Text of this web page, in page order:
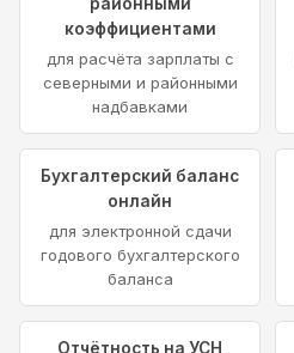
коэффициентами
для расчёта зарплаты с
северными и районными
надбавками
Бухгалтерский баланс
онлайн
для электронной сдачи
годового бухгалтерского
баланса
Отчётность на УСН